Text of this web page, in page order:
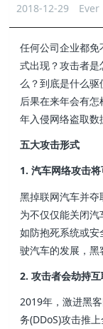
2018-12-29 Ever
任何公司企业都
式出现？攻击者
么？到底是什么
后果在来年会有
年入侵网络盗取数
五大攻击形式
1. 汽车网络攻击
黑掉联网汽车并
为不仅仅能关闭
如防抱死系统或
驶汽车的发展，黑
2. 攻击者会劫持互
2019年，激进黑
务(DDoS)攻击推